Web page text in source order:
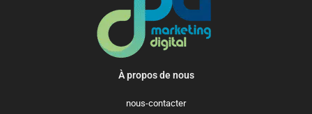
À propos de nous
nous-contacter